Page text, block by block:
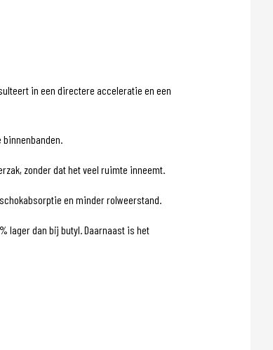
in een directere acceleratie en een
zonder dat het veel ruimte inneemt.
en minder rolweerstand.
lager dan bij butyl. Daarnaast is het